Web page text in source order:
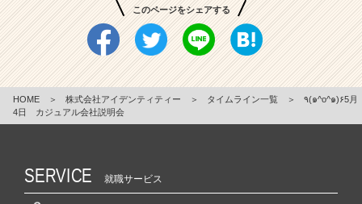
このページをシェアする
HOME ＞ 株式会社アイデンティティー ＞ タイムライン一覧 ＞
٩(๑^o^๑)۶5月
4日 カジュアル会社説明会
SERVICE 就職サービス